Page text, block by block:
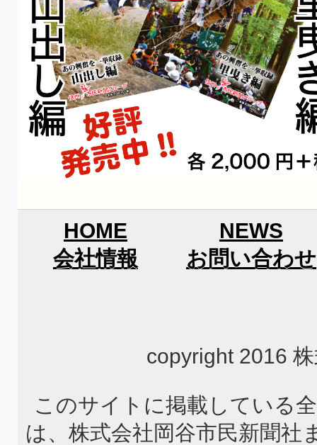
HOME
NEWS
会社情報
お問い合わせ
copyright 2016
このサイトに掲載している
は、株式会社岡谷市民新聞社